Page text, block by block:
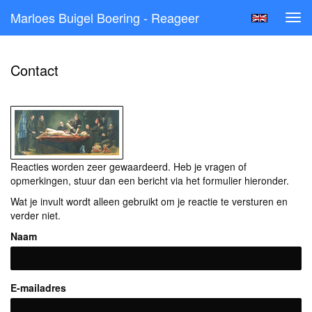
Marloes Buigel Boering - Reageer
Contact
Reacties worden zeer gewaardeerd. Heb je vragen of
opmerkingen, stuur dan een bericht via het formulier hieronder.
Wat je invult wordt alleen gebruikt om je reactie te versturen en
verder niet.
Naam
E-mailadres